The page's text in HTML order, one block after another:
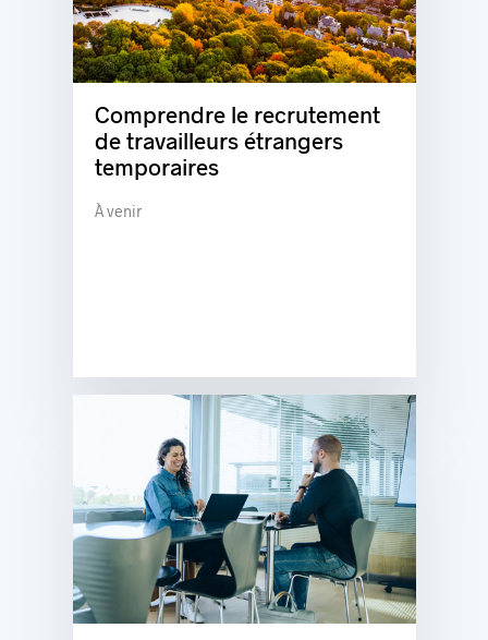
Comprendre le recrutement
de travailleurs étrangers
temporaires
À venir